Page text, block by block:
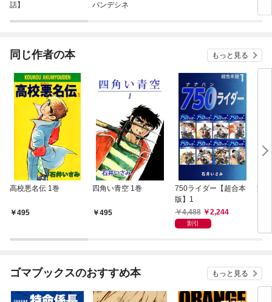
話】
バンデシネ
同じ作者の本 もっと見る
高校悪名伝 1巻
495
四角い青空 1巻
495
750ライダー【超合本
版】1
4,488
2,244
割引
野
ゴマブックスのおすすめ本 もっと見る